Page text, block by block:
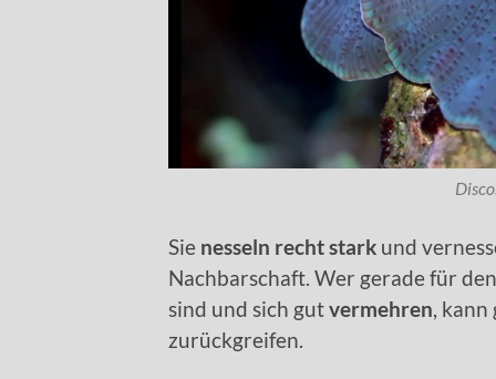
Sie nesseln recht stark und
Nachbarschaft. Wer gerade für
sind und sich gutvermehren,
zurückgreifen.